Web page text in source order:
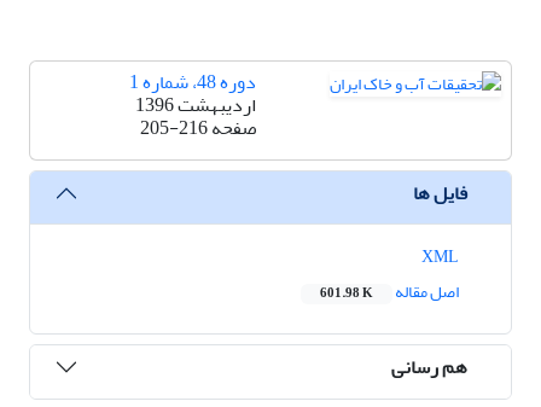
دوره 48، شماره 1
اردیبهشت 1396
صفحه205-216
فایل ها
اصل مقاله
601.98 K
هم رسانی